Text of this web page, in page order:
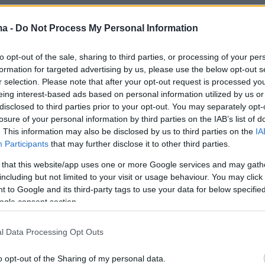
- Do Not Process My Personal Information
opt-out of the sale, sharing to third parties, or processing of your
for targeted advertising by us, please use the below opt-out
selection. Please note that after your opt-out request is processed
interest-based ads based on personal information utilized by us
to third parties prior to your opt-out. You may separately
of your personal information by third parties on the IAB’s list of
This information may also be disclosed by us to third parties on the
Participants that may further disclose it to other third parties.
that this website/app uses one or more Google services and may
but not limited to your visit or usage behaviour. You may
to Google and its third-party tags to use your data for below
consent section.
Data Processing Opt Outs
opt-out of the Sharing of my personal data.
είναι ότι μας έχει παντρέψει ο Εντ Χάρις.
Εντ Χάρις. Παιδιά, δεν παντρεύτηκα τυχαία
για τη γνωριμία τους:«Η γυναίκα του Εντ
30 χρόνια κολλητή φίλη της θείας του άντρα
είναι δικηγόρος για ταινίες στο Λος
όταν ήταν να παντρευτούμε, λέμε με τον
θα πάμε στο δημαρχείο του Μπέβερλι Χιλς
θέλησε να μας τα κανονίσει εκείνη».